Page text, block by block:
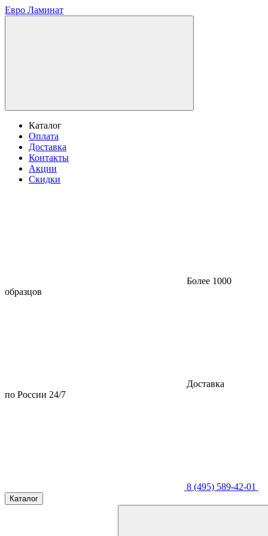
Евро Ламинат
Каталог
Оплата
Доставка
Контакты
Акции
Скидки
Более 1000
образцов
Доставка
по России 24/7
8 (495) 589-42-01
Каталог